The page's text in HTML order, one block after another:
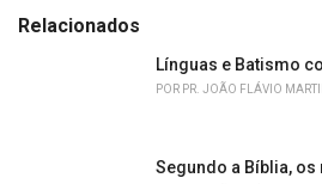
e
Relacionados
Línguas e Batismo
POR PR. JOÃO FLÁVIO
Segundo a Bíblia,